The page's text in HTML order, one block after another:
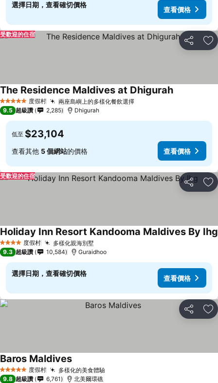
選擇日期，查看確切價格
查看價格
分享 加
受歡迎的住宿
5 星級 度假村 兩座島嶼上的多樣化餐飲選擇
The Residence Maldives at Dhigurah
9.5 超級讚 2,285 Dhigurah
低至 $23,104
查看其他 5 個網站的價格 查看價格
分享 加
受歡迎的住宿
4 星級 度假村 多樣化親海別墅
Holiday Inn Resort Kandooma Maldives By Ihg
9.3 超級讚 10,584 Guraidhoo
選擇日期，查看確切價格
查看價格
分享 加
5 星級 度假村 多樣化的美食體驗
Baros Maldives
9.8 超級讚 6,761 北美爾環礁